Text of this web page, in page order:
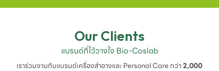
Our Clients
แบรนด์ที่ไว้วางใจ Bio-Coslab
เราร่วมงานกับแบรนด์เครื่องสำอางและ Personal Care กว่า2,000